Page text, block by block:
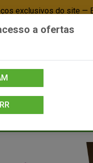
exclusivos do site —
- Entrar Não é
a ofertas